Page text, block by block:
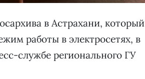
в Астрахани, который
работы в электросетях, в
службе регионального ГУ